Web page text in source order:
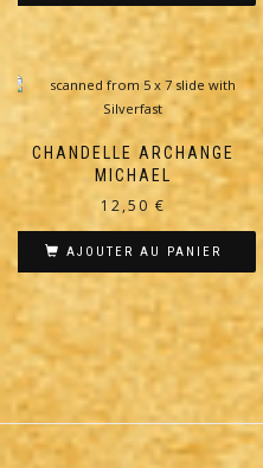
CHANDELLE ARCHANGE
MICHAEL
12,50 €
AJOUTER AU PANIER